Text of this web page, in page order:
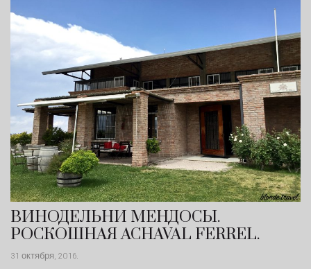
ВИНОДЕЛЬНИ МЕНДОСЫ.
РОСКОШНАЯ ACHAVAL FERREL.
31 октября, 2016.